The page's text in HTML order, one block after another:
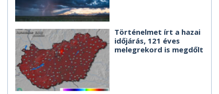
Történelmet írt a hazai
időjárás, 121 éves
melegrekord is megdőlt